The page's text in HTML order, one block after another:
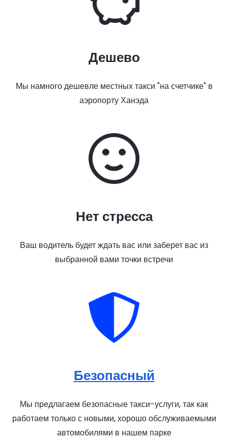
Дешево
Мы намного дешевле местных такси "на счетчике" в
аэропорту Ханэда
Нет стресса
Ваш водитель будет ждать вас или заберет вас из
выбранной вами точки встречи
Безопасный
Мы предлагаем безопасные такси-услуги, так как
работаем только с новыми, хорошо обслуживаемыми
автомобилями в нашем парке